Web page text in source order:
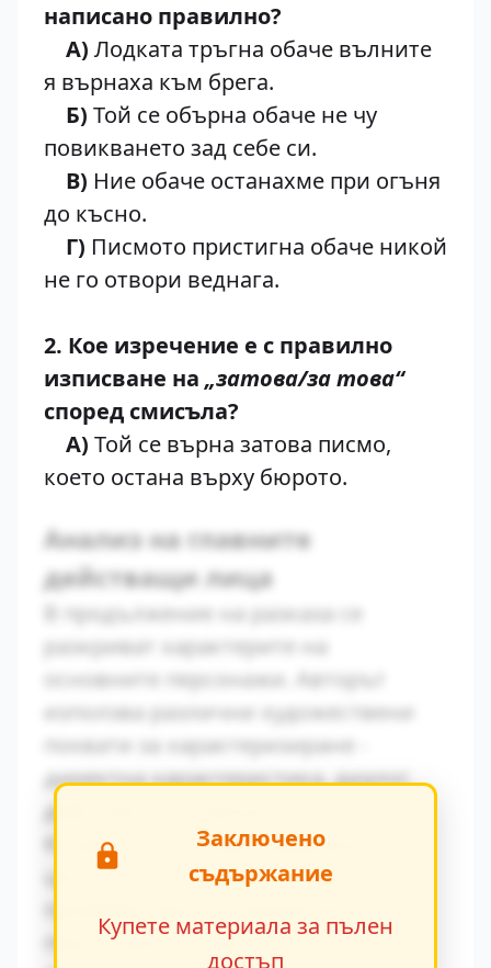
написано правилно?
А) Лодката тръгна обаче вълните
я върнаха към брега.
Б) Той се обърна обаче не чу
повикването зад себе си.
В) Ние обаче останахме при огъня
до късно.
Г) Писмото пристигна обаче никой
не го отвори веднага.
2. Кое изречение е с правилно
изписване на „затова/за това“
според смисъла?
А) Той се върна затова писмо,
което остана върху бюрото.
Анализ на главните
действащи лица
В продължение на разказа се
разкриват характерите на
основните персонажи. Авторът
използва различни художествени
похвати за характеризиране -
директна характеристика, диалог,
действия и вътрешен монолог.
Конфликтът между традиционните
ценности и модерните идеи се
персонажите. Това
Заключено
съдържание
Купете материала за пълен
достъп